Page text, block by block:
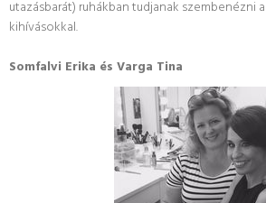
utazásbarát) ruhákban tudjanak szembenézni
kihívásokkal.
Somfalvi Erika és Varga Tina